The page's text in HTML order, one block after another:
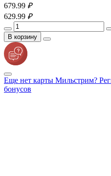
679.99 ₽
629.99 ₽
В корзину
Еще нет карты Мильстрим?
бонусов